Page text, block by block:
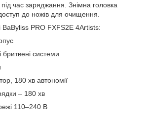
час заряджання. Знімна головка
до ножів для очищення.
BaByliss PRO FXFS2E 4Artists:
бритвені системи
180 хв автономії
– 180 хв
110–240 В